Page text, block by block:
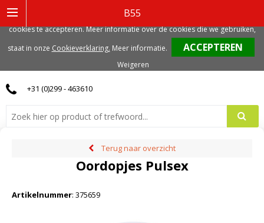
B55
0
+31 (0)299 - 463610
Terug naar overzicht
Oordopjes Pulsex
Artikelnummer: 375659
gerelateerde cookies. Voor de beste gebruikerservaring, adviseren we deze
cookies te accepteren. Meer informatie over de cookies die we gebruiken,
staat in onze Cookieverklaring. Meer informatie.
Weigeren